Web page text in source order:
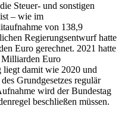
Steuer- und sonstigen
– wie im
von 138,9
Regierungsentwurf hatte
Euro gerechnet. 2021 hatte
Euro
liegt damit wie 2020 und
Grundgesetzes regulär
wird der Bundestag
beschließen müssen.